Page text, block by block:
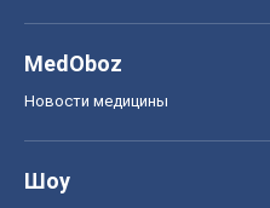
MedOboz
Новости медицины
Шоу